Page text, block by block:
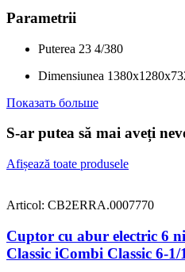
Parametrii
Puterea 23 4/380
Dimensiunea
Показать больше
S-ar putea să mai aveți
Afișează toate produsele
Articol: CB2ERRA.0007770
Cuptor cu abur electric 6
Classic iCombi Classic 6-1/1